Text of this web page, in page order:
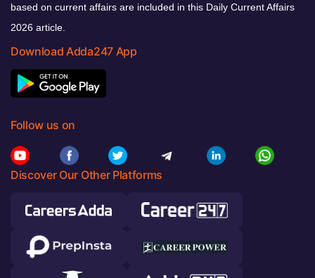
based on current affairs are included in this Daily Current Affairs
2026 article.
Download Adda247 App
Follow us on
Discover Our Other Platforms